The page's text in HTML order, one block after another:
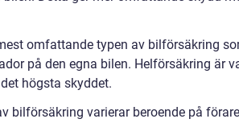
omfattande typen av bilförsäkring
på den egna bilen. Helförsäkring är
högsta skyddet.
bilförsäkring varierar beroende på